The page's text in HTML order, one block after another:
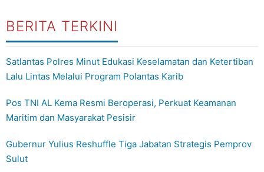
BERITA TERKINI
Satlantas Polres Minut Edukasi Keselamatan dan Ketertiban
Lalu Lintas Melalui Program Polantas Karib
Pos TNI AL Kema Resmi Beroperasi, Perkuat Keamanan
Maritim dan Masyarakat Pesisir
Gubernur Yulius Reshuffle Tiga Jabatan Strategis Pemprov
Sulut